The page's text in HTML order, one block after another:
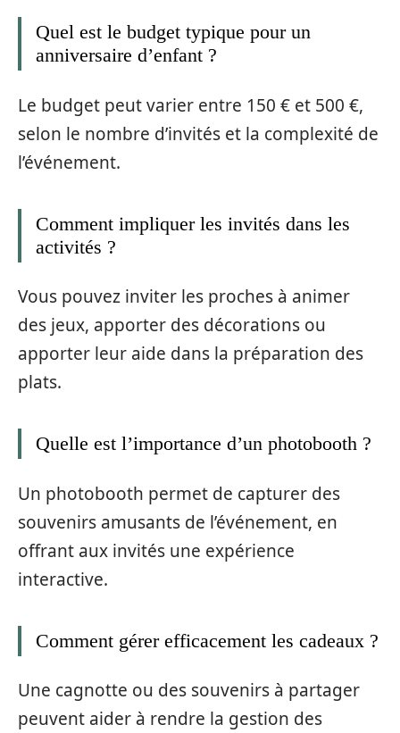
Quel est le budget typique pour un
anniversaire d’enfant ?
Le budget peut varier entre 150 € et 500 €,
selon le nombre d’invités et la complexité de
l’événement.
Comment impliquer les invités dans les
activités ?
Vous pouvez inviter les proches à animer
des jeux, apporter des décorations ou
apporter leur aide dans la préparation des
plats.
Quelle est l’importance d’un photobooth ?
Un photobooth permet de capturer des
souvenirs amusants de l’événement, en
offrant aux invités une expérience
interactive.
Comment gérer efficacement les cadeaux ?
Une cagnotte ou des souvenirs à partager
peuvent aider à rendre la gestion des